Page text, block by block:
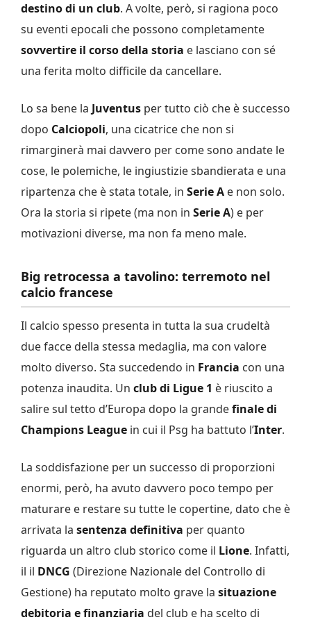
destino di un club. A volte, però, si ragiona poco
su eventi epocali che possono completamente
sovvertire il corso della storia e lasciano con sé
una ferita molto difficile da cancellare.
Lo sa bene la Juventus per tutto ciò che è successo
dopo Calciopoli, una cicatrice che non si
rimarginerà mai davvero per come sono andate le
cose, le polemiche, le ingiustizie sbandierata e una
ripartenza che è stata totale, in Serie A e non solo.
Ora la storia si ripete (ma non in Serie A) e per
motivazioni diverse, ma non fa meno male.
Big retrocessa a tavolino: terremoto nel
calcio francese
Il calcio spesso presenta in tutta la sua crudeltà
due facce della stessa medaglia, ma con valore
molto diverso. Sta succedendo in Francia con una
potenza inaudita. Un club di Ligue 1 è riuscito a
salire sul tetto d’Europa dopo la grandefinale di
Champions League in cui il Psg ha battuto l’Inter.
La soddisfazione per un successo di proporzioni
enormi, però, ha avuto davvero poco tempo per
maturare e restare su tutte le copertine, dato che è
arrivata la sentenza definitiva per quanto
riguarda un altro club storico come il Lione. Infatti,
il il DNCG (Direzione Nazionale del Controllo di
Gestione) ha reputato molto grave la situazione
debitoria e finanziaria del club e ha scelto di